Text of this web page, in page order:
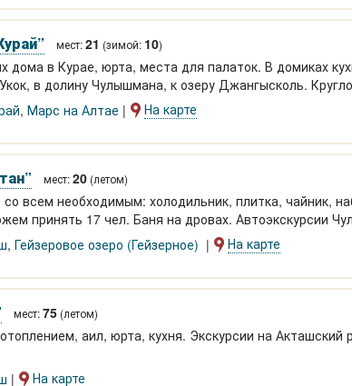
мест:21 (зимой: 10)
дома в Курае, юрта, места для палаток. В домиках
в долину Чулышмана, к озеру Джангысколь.
, Марс на Алтае На карте
мест:20 (летом)
всем необходимым: холодильник, плитка, чайник,
принять 17 чел. Баня на дровах. Автоэкскурсии
, Гейзеровое озеро (Гейзерное) На карте
мест:75 (летом)
аил, юрта, кухня. Экскурсии на Акташский
На карте